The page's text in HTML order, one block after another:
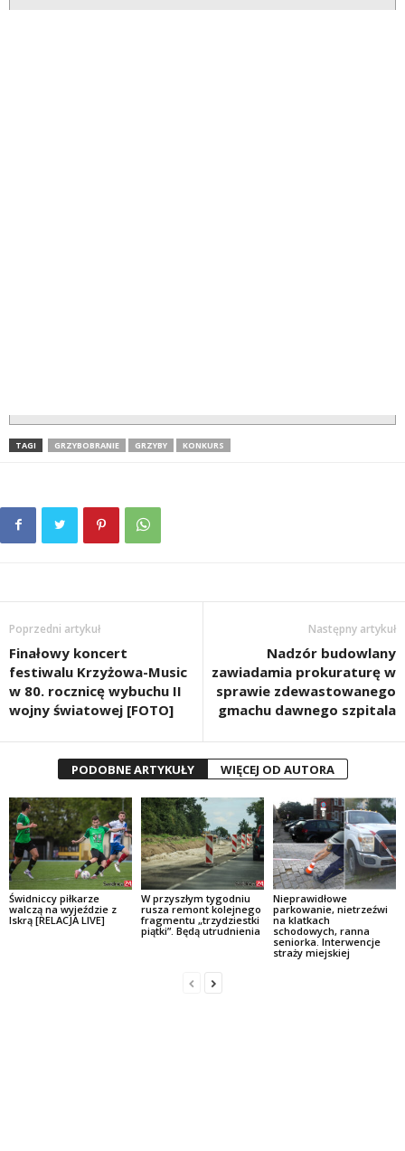
TAGI GRZYBOBRANIE GRZYBY KONKURS
Poprzedni artykuł
Finałowy koncert
festiwalu Krzyżowa-Music
w 80. rocznicę wybuchu II
wojny światowej [FOTO]
Następny artykuł
Nadzór budowlany
zawiadamia prokuraturę w
sprawie zdewastowanego
gmachu dawnego szpitala
PODOBNE ARTYKUŁY WIĘCEJ OD AUTORA
Świdniccy piłkarze
walczą na wyjeździe z
Iskrą [RELACJA LIVE]
W przyszłym tygodniu
rusza remont kolejnego
fragmentu „trzydziestki
piątki”. Będą utrudnienia
Nieprawidłowe
parkowanie, nietrzeźwi
na klatkach
schodowych, ranna
seniorka. Interwencje
straży miejskiej